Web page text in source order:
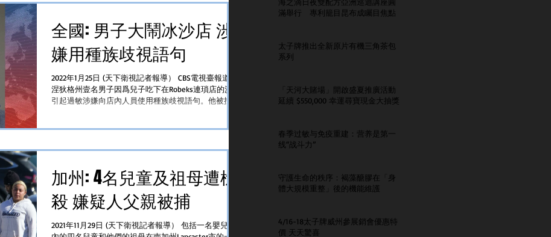
全國: 男子大鬧冰沙店 涉
嫌用種族歧視語句
2022年1月25日 (天下衛視記者報導） CBS電視臺報道康
涅狄格州壹名男子因爲兒子吃下在Robeks連瑣店的沙冰
引起過敏涉嫌向店內人員使用種族歧視語句。他被控多
加州: 4名兒童及祖母遭槍
殺 嫌疑人父親被捕
2021年11月29日 (天下衛視記者報導） 包括一名嬰兒在
滿舉行 專利籠目昆布成矚目焦點
太子牌推出全新原片有機三角茶包
系列
「天河大賭場」開啟盛夏推廣活動
延續 $550,000 幸運尋寶現金大抽獎
春季过敏与免疫重建：营养是第一
线“战斗力”
守護生命的秩序：褐藻醣膠在「身
體大規模重整」後的機能維護
4/16-18太子牌威州參展銷會優惠特
價 天天驚喜